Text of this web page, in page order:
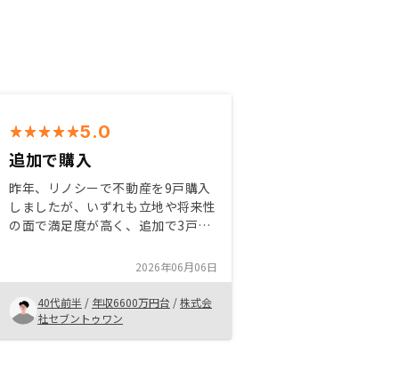
5.0
追加で購入
昨年、リノシーで不動産を9戸購入
しましたが、いずれも立地や将来性
の面で満足度が高く、追加で3戸を
ずれも地価の上昇が見込めるエリア
にあり、節税効果も期待できる点が
魅力です。現在は節税メリットを享
受しつつ、数年後のキャピタルゲイ
ンも視野に入れて運用しています
2026年06月06日
40代前半 / 年収6600万円台 /株式会
社セブントゥワン